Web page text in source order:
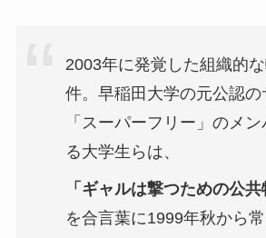
2003年に発覚した組織的
件。早稲田大学の元公認の
「スーパーフリー」のメ
る大学生らは、
「ギャルは撃つための公共
を合言葉に1999年秋から